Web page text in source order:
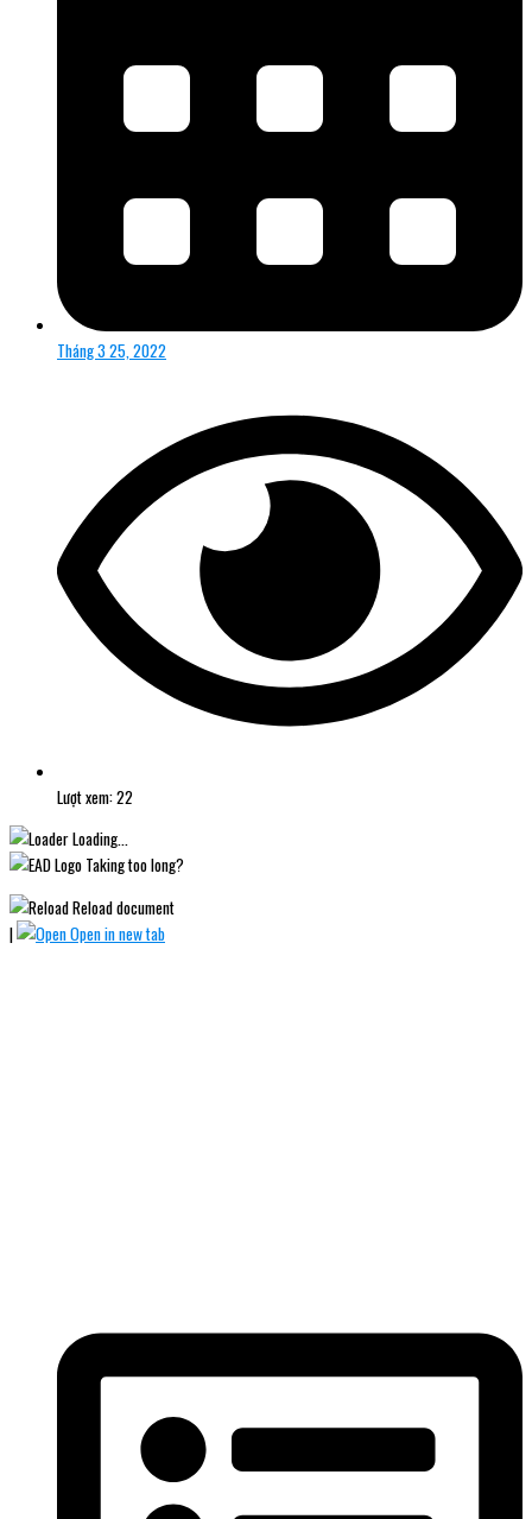
Tháng 3 25, 2022
Lượt xem: 22
Loading...
Taking too long?
Reload document
|
Open in new tab